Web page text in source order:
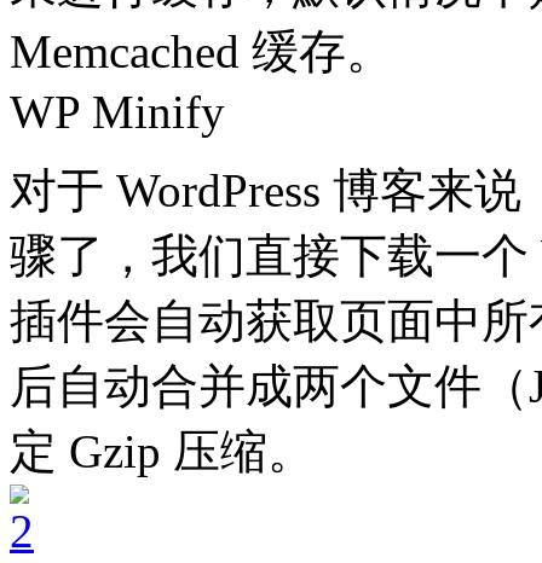
Memcached 缓存。
WP Minify
对于 WordPress 博客来
骤了，我们直接下载一
插件会自动获取页面中所
后自动合并成两个文件
定 Gzip 压缩。